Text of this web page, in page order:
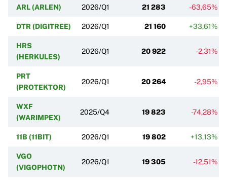
ARL (ARLEN) 2026/Q1 21 283 -63,65%
DTR (DIGITREE) 2026/Q1 21 160 +33,61%
HRS
(HERKULES)
2026/Q1 20 922 -2,31%
PRT
(PROTEKTOR)
2026/Q1 20 264 -2,95%
WXF
(WARIMPEX)
2025/Q4 19 823 -74,28%
11B (11BIT) 2026/Q1 19 802 +13,13%
VGO
(VIGOPHOTN)
2026/Q1 19 305 -12,51%